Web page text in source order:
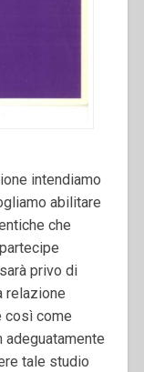
intendiamo
abilitare
che
privo di
relazione
così come
adeguatamente
tale studio